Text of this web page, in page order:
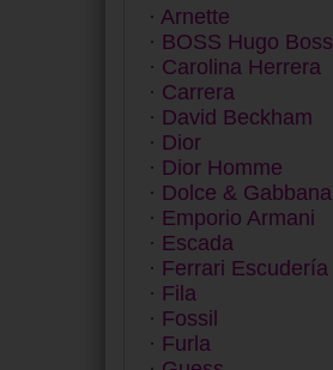
Arnette
BOSS Hugo Boss
Carolina Herrera
Carrera
David Beckham
Dior
Dior Homme
Dolce & Gabbana
Emporio Armani
Escada
Ferrari Escudería
Fila
Fossil
Furla